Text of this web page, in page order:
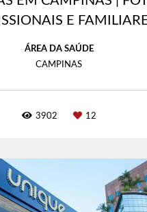
E
ÁREA DA SAÚDE
CAMPINAS
3902 12